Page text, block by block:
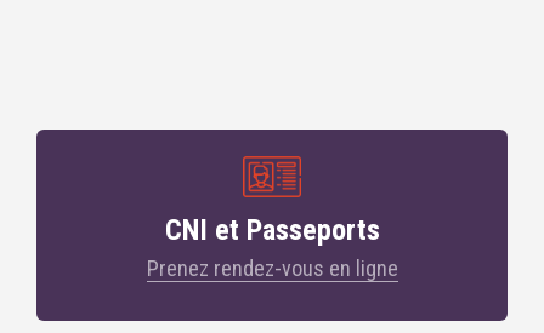
CNI et Passeports
Prenez rendez-vous en ligne